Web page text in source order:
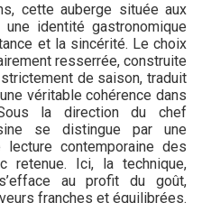
cette auberge située aux
identité gastronomique
et la sincérité. Le choix
resserrée, construite
de saison, traduit
véritable cohérence dans
la direction du chef
se distingue par une
contemporaine des
retenue. Ici, la technique,
au profit du goût,
franches et équilibrées.